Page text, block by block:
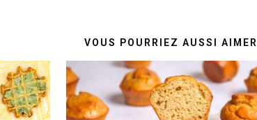
VOUS POURRIEZ AUSSI AIMER